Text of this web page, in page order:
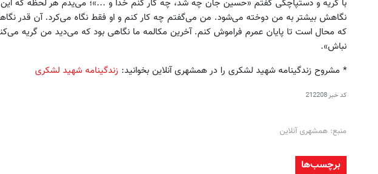
با گریه و دستپاچگی گفتم «حسین جان چه شد، چه کار کنم خدا و ...»؛ می‌یدم هر لحظه که
نگاهش بیشتر به من دوخته می‌شود. من می‌گفتم چه کار کنم و او فقط نگاه می‌کرد. آن قدر
که محال است تا پایان عمرم فراموش کنم. آخرین مکالمه ما نگاهی بود که می‌دید من گریه
نباش».
* مشروح زندگینامه شهید لشکری را در همشهری آنلاین بخوانید: زندگینامه شهید لشکری
کد خبر212208
منبع: همشهری آنلاین
برچسب‌ها